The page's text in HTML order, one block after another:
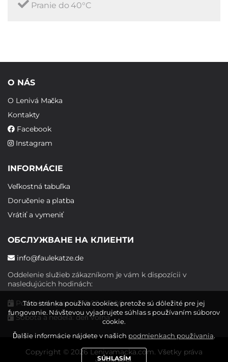
Pranie do 40°C
O NÁS
O Lenivá Mačka
Kontakty
Facebook
Instagram
INFORMÁCIE
Veľkostná tabuľka
Doručenie a platba
Vrátiť a vymeniť
ОБСЛУЖВАНЕ НА КЛИЕНТИ
info@faulekatze.de
Oddelenie služieb zákazníkom je vám k dispozícii v
nasledujúcich hodinách:
Pondelok - piatok: 10:00 - 19:00
Sobota a nedeľa: deň voľna
Copyright © 2026 Lenivamacka.com. Všetky práva
Táto stránka používa cookies, pretože sú dôležité pre jej
fungovanie. Návštevou vyjadrujete súhlas s používaním súborov
cookie.
Ďalšie informácie nájdete v našich podmienkach používania.
SÚHLASÍM